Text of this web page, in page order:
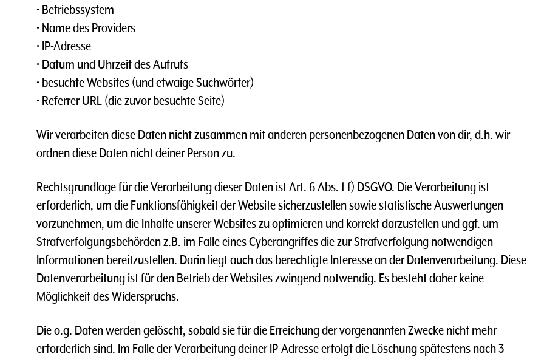
• Betriebssystem
• Name des Providers
• IP-Adresse
• Datum und Uhrzeit des Aufrufs
• besuchte Websites (und etwaige Suchwörter)
• Referrer URL (die zuvor besuchte Seite)
Wir verarbeiten diese Daten nicht zusammen mit anderen personenbezogenen Daten von dir, d.h. wir
ordnen diese Daten nicht deiner Person zu.
Rechtsgrundlage für die Verarbeitung dieser Daten ist Art. 6 Abs. 1 f) DSGVO. Die Verarbeitung ist
erforderlich, um die Funktionsfähigkeit der Website sicherzustellen sowie statistische Auswertungen
vorzunehmen, um die Inhalte unserer Websites zu optimieren und korrekt darzustellen und ggf. um
Strafverfolgungsbehörden z.B. im Falle eines Cyberangriffes die zur Strafverfolgung notwendigen
Informationen bereitzustellen. Darin liegt auch das berechtigte Interesse an der Datenverarbeitung. Diese
Datenverarbeitung ist für den Betrieb der Websites zwingend notwendig. Es besteht daher keine
Möglichkeit des Widerspruchs.
Die o.g. Daten werden gelöscht, sobald sie für die Erreichung der vorgenannten Zwecke nicht mehr
erforderlich sind. Im Falle der Verarbeitung deiner IP-Adresse erfolgt die Löschung spätestens nach 3